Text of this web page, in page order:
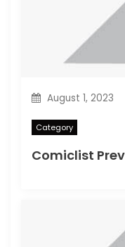
August 1, 2023
Category